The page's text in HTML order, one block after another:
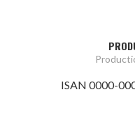
ISAN 0000-